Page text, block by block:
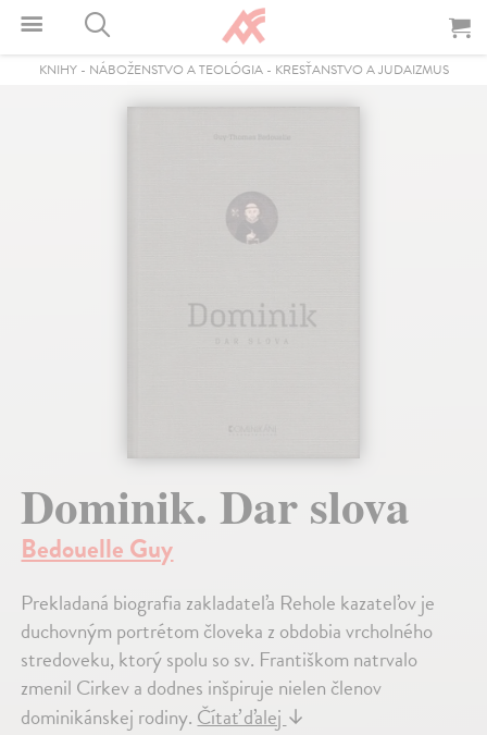
KNIHY- NÁBOŽENSTVO A TEOLÓGIA- KRESŤANSTVO A JUDAIZMUS
Dominik. Dar slova
Bedouelle Guy
Prekladaná biografia zakladateľa Rehole kazateľov je
duchovným portrétom človeka z obdobia vrcholného
stredoveku, ktorý spolu so sv. Františkom natrvalo
zmenil Cirkev a dodnes inšpiruje nielen členov
dominikánskej rodiny.Čítať ďalej↓